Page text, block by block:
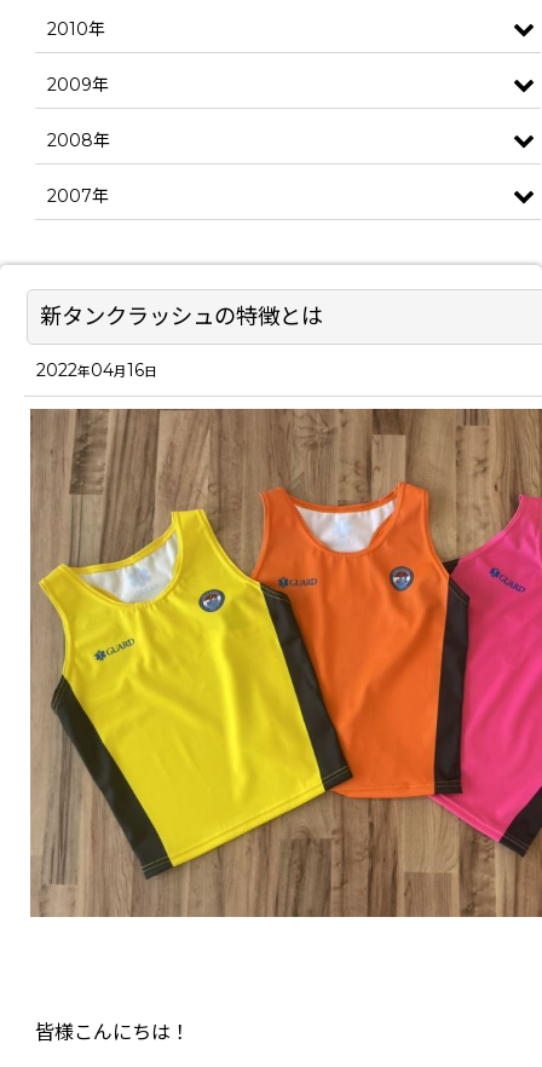
新タンクラッシュの特徴とは
2022年04月16日
皆様こんにちは！
2010年
2009年
2008年
2007年